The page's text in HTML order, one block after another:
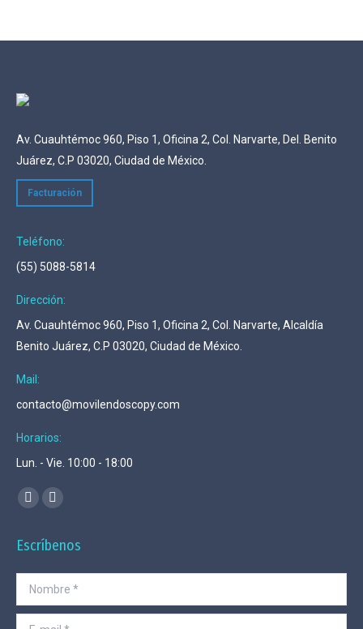
Av. Cuauhtémoc 960, Piso 1, Oficina 2, Col. Narvarte, Del. Benito
Juárez, C.P 03020, Ciudad de México.
Facturación
Teléfono:
(55) 5088-5814
Dirección:
Av. Cuauhtémoc 960, Piso 1, Oficina 2, Col. Narvarte, Alcaldía
Benito Juárez, C.P 03020, Ciudad de México.
Mail:
contacto@movilendoscopy.com
Horarios:
Lun. - Vie. 10:00 - 18:00
Encuéntranos en:
Mail
opens
in
new
window
Whatsapp
opens
in
new
window
Escríbenos
Nombre *
E-mail *